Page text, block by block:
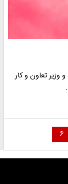
وزیر تعاون و کار
۶